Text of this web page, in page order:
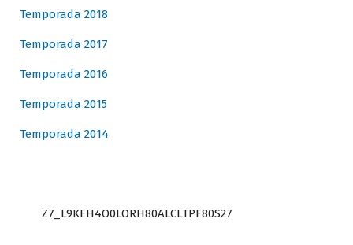
Temporada 2018
Temporada 2017
Temporada 2016
Temporada 2015
Temporada 2014
Z7_L9KEH4O0LORH80ALCLTPF80S27